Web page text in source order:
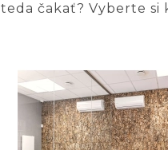
teda čakať? Vyberte si